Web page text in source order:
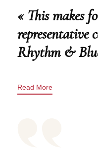
« This makes
representative
Rhythm &
Read More